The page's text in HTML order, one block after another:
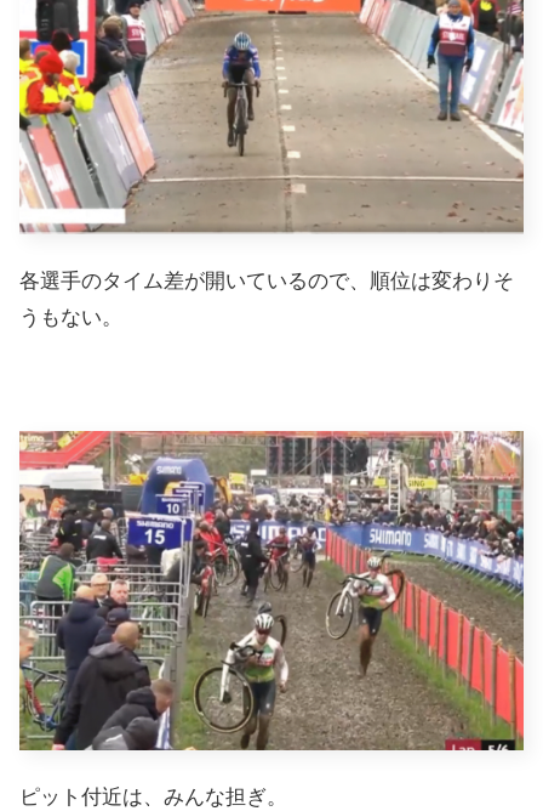
各選手のタイム差が開いているので、順位は変わりそ
うもない。
ピット付近は、みんな担ぎ。